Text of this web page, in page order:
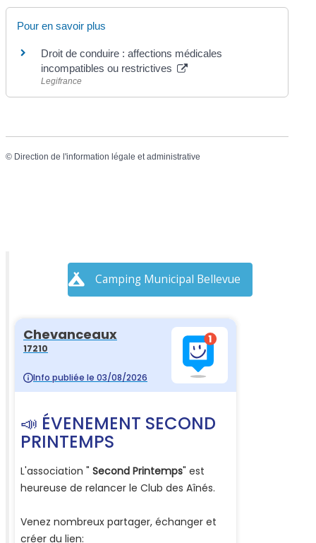
Pour en savoir plus
Droit de conduire : affections médicales
incompatibles ou restrictives
Legifrance
© Direction de l'information légale et administrative
Camping Municipal Bellevue